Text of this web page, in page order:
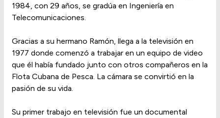
1984, con 29 años, se gradúa en Ingeniería en
Telecomunicaciones.
Gracias a su hermano Ramón, llega a la televisión en
1977 donde comenzó a trabajar en un equipo de video
que él había fundado junto con otros compañeros en la
Flota Cubana de Pesca. La cámara se convirtió en la
pasión de su vida.
Su primer trabajo en televisión fue un documental